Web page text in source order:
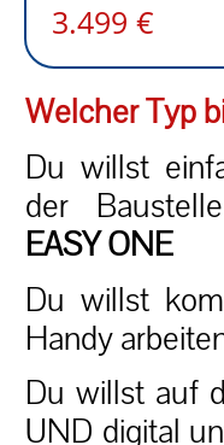
3.499 €
Welcher Typ
Du willst
der
EASY ONE
Du willst
Handy
Du willst auf
UND digital